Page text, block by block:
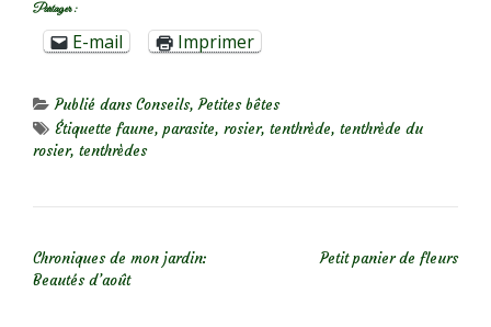
Partager :
E-mail Imprimer
Publié dansConseils,Petites bêtes
Étiquette faune, parasite, rosier, tenthrède, tenthrède du
rosier, tenthrèdes
Chroniques de mon jardin:
Beautés d’août
Petit panier de fleurs